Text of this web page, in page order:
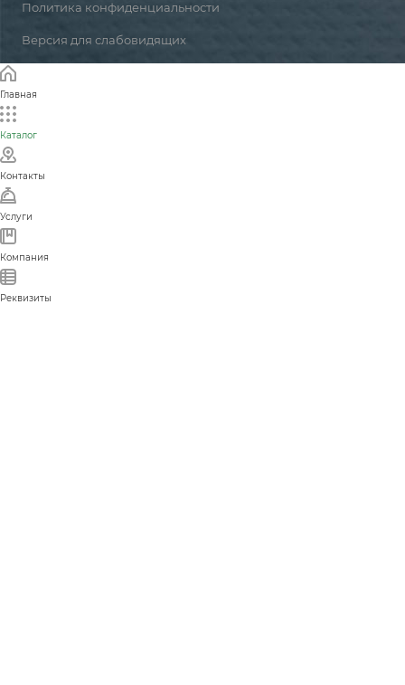
Политика конфиденциальности
Версия для слабовидящих
Главная
Каталог
Контакты
Услуги
Компания
Реквизиты